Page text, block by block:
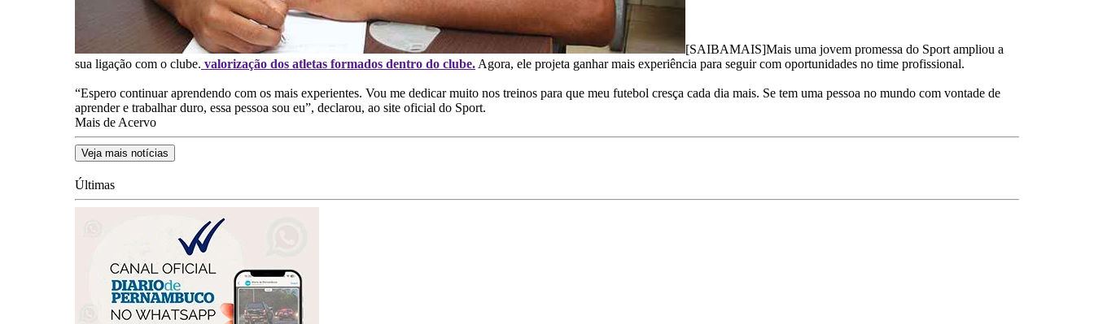
[SAIBAMAIS]Mais uma jovem promessa do Sport ampliou a
sua ligação com o clube. valorização dos atletas formados dentro do clube. Agora, ele projeta ganhar mais experiência para seguir com oportunidades no time profissional.
“Espero continuar aprendendo com os mais experientes. Vou me dedicar muito nos treinos para que meu futebol cresça cada dia mais. Se tem uma pessoa no mundo com vontade de
aprender e trabalhar duro, essa pessoa sou eu”, declarou, ao site oficial do Sport.
Mais de Acervo
Veja mais notícias
Últimas